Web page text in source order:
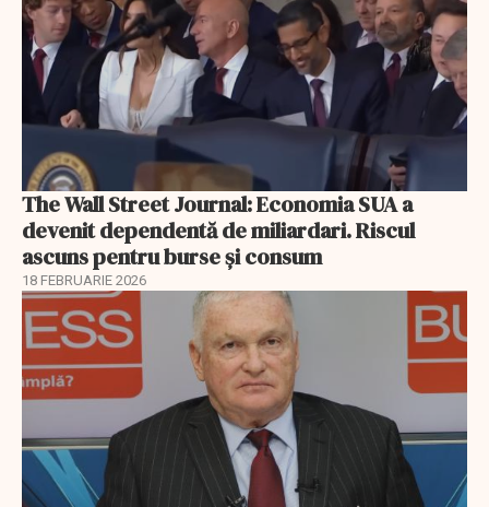
The Wall Street Journal: Economia SUA a
devenit dependentă de miliardari. Riscul
ascuns pentru burse și consum
18 FEBRUARIE 2026
EXCLUSIV